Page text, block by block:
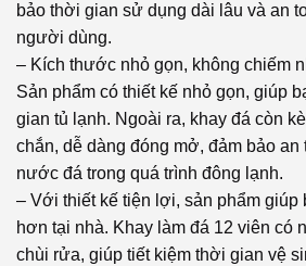
bảo thời gian sử dụng dài lâu và an
người dùng.
– Kích thước nhỏ gọn, không chiếm
Sản phẩm có thiết kế nhỏ gọn, giúp
gian tủ lạnh. Ngoài ra, khay đá còn
chắn, dễ dàng đóng mở, đảm bảo an
nước đá trong quá trình đông lạnh.
– Với thiết kế tiện lợi, sản phẩm giúp
hơn tại nhà. Khay làm đá 12 viên có
chùi rửa, giúp tiết kiệm thời gian vệ